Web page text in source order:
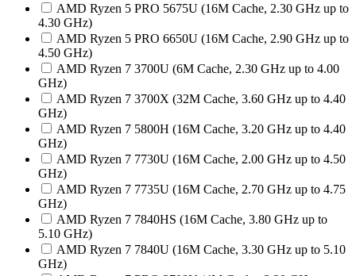
AMD Ryzen 5 PRO 5675U (16M Cache, 2.30 GHz up to
4.30 GHz)
AMD Ryzen 5 PRO 6650U (16M Cache, 2.90 GHz up to
4.50 GHz)
AMD Ryzen 7 3700U (6M Cache, 2.30 GHz up to 4.00
GHz)
AMD Ryzen 7 3700X (32M Cache, 3.60 GHz up to 4.40
GHz)
AMD Ryzen 7 5800H (16M Cache, 3.20 GHz up to 4.40
GHz)
AMD Ryzen 7 7730U (16M Cache, 2.00 GHz up to 4.50
GHz)
AMD Ryzen 7 7735U (16M Cache, 2.70 GHz up to 4.75
GHz)
AMD Ryzen 7 7840HS (16M Cache, 3.80 GHz up to
5.10 GHz)
AMD Ryzen 7 7840U (16M Cache, 3.30 GHz up to 5.10
GHz)